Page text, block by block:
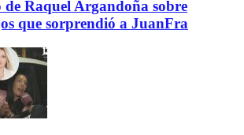
de Raquel Argandoña sobre
que sorprendió a JuanFra